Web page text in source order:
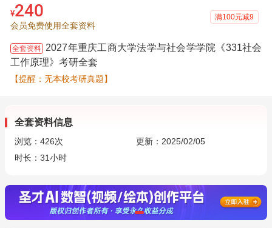
¥240
会员免费使用全套资料
满100元减9
全套资料 2027年重庆工商大学法学与社会学学院《331社会
工作原理》考研全套
【提醒：无本校考研真题】
全套资料信息
浏览： 426次
更新：2025/02/05
时长：31小时